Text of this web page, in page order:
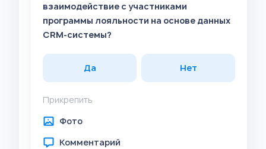
взаимодействие с участниками
программы лояльности на основе данных
CRM-системы?
Да Нет
Прикрепить
Фото
Комментарий